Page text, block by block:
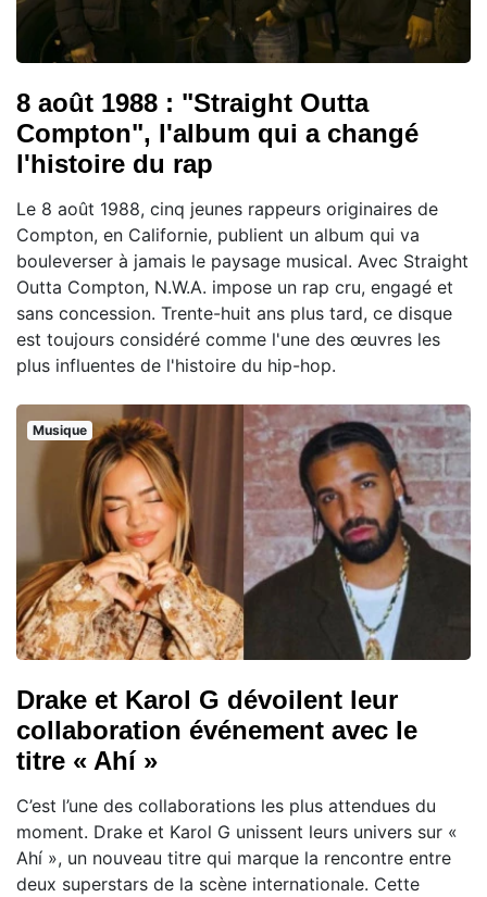
8 août 1988 : "Straight Outta
Compton", l'album qui a changé
l'histoire du rap
Le 8 août 1988, cinq jeunes rappeurs originaires de
Compton, en Californie, publient un album qui va
bouleverser à jamais le paysage musical. Avec Straight
Outta Compton, N.W.A. impose un rap cru, engagé et
sans concession. Trente-huit ans plus tard, ce disque
est toujours considéré comme l'une des œuvres les
plus influentes de l'histoire du hip-hop.
Musique
Drake et Karol G dévoilent leur
collaboration événement avec le
titre « Ahí »
C’est l’une des collaborations les plus attendues du
moment. Drake et Karol G unissent leurs univers sur «
Ahí », un nouveau titre qui marque la rencontre entre
deux superstars de la scène internationale. Cette